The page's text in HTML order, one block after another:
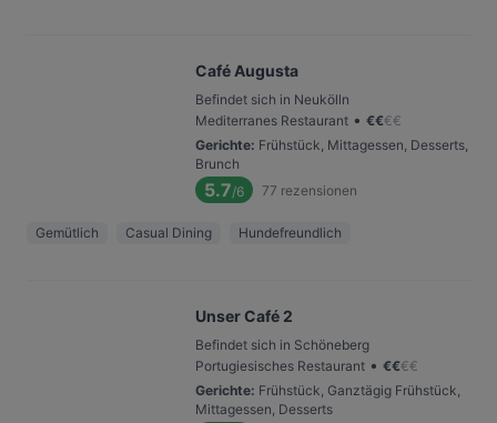
Café Augusta
Befindet sich in Neukölln
Mediterranes Restaurant • €€€€
Gerichte: Frühstück, Mittagessen, Desserts,
Brunch
5.7/6 77 rezensionen
Gemütlich Casual Dining Hundefreundlich
Unser Café 2
Befindet sich in Schöneberg
Portugiesisches Restaurant • €€€€
Gerichte: Frühstück, Ganztägig Frühstück,
Mittagessen, Desserts